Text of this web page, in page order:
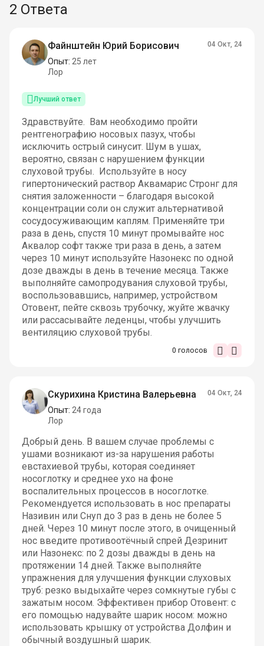
2 Ответа
Файнштейн Юрий Борисович
Опыт: 25 лет
Лор
04 Окт, 24
Лучший ответ
Здравствуйте. Вам необходимо пройти
рентгенографию носовых пазух, чтобы
исключить острый синусит. Шум в ушах,
вероятно, связан с нарушением функции
слуховой трубы. Используйте в носу
гипертонический раствор Аквамарис Стронг для
снятия заложенности – благодаря высокой
концентрации соли он служит альтернативой
сосудосуживающим каплям. Применяйте три
раза в день, спустя 10 минут промывайте нос
Аквалор софт также три раза в день, а затем
через 10 минут используйте Назонекс по одной
дозе дважды в день в течение месяца. Также
выполняйте самопродувания слуховой трубы,
воспользовавшись, например, устройством
Отовент, пейте сквозь трубочку, жуйте жвачку
или рассасывайте леденцы, чтобы улучшить
вентиляцию слуховой трубы.
0 голосов
Скурихина Кристина Валерьевна
Опыт: 24 года
Лор
04 Окт, 24
Добрый день. В вашем случае проблемы с
ушами возникают из-за нарушения работы
евстахиевой трубы, которая соединяет
носоглотку и среднее ухо на фоне
воспалительных процессов в носоглотке.
Рекомендуется использовать в нос препараты
Називин или Снуп до 3 раз в день не более 5
дней. Через 10 минут после этого, в очищенный
нос введите противоотёчный спрей Дезринит
или Назонекс: по 2 дозы дважды в день на
протяжении 14 дней. Также выполняйте
упражнения для улучшения функции слуховых
труб: резко выдыхайте через сомкнутые губы с
зажатым носом. Эффективен прибор Отовент: с
его помощью надувайте шарик носом: можно
использовать крышку от устройства Долфин и
обычный воздушный шарик.